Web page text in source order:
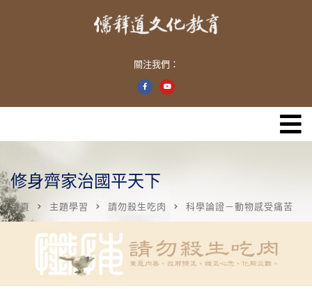
關注我們：
修身齊家治國平天下
首頁 主題學習 請勿殺生吃肉 科學論證－動物感受痛苦